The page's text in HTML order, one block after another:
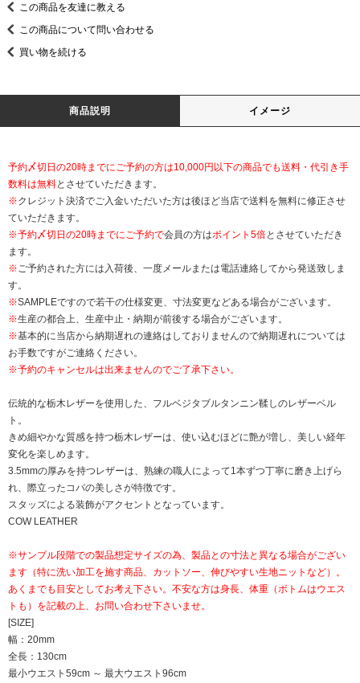
この商品を友達に教える
この商品について問い合わせる
買い物を続ける
商品説明 イメージ
予約〆切日の20時までにご予約の方は10,000円以下の商品でも送料・代引き手
数料は無料とさせていただきます。
※クレジット決済でご入金いただいた方は後ほど当店で送料を無料に修正させ
ていただきます。
※予約〆切日の20時までにご予約で会員の方はポイント5倍とさせていただき
ます。
※ご予約された方には入荷後、一度メールまたは電話連絡してから発送致しま
す。
※SAMPLEですので若干の仕様変更、寸法変更などある場合がございます。
※生産の都合上、生産中止・納期が前後する場合がございます。
※基本的に当店から納期遅れの連絡はしておりませんので納期遅れについては
お手数ですがご連絡ください。
※予約のキャンセルは出来ませんのでご了承下さい。
伝統的な栃木レザーを使用した、フルベジタブルタンニン鞣しのレザーベル
ト。
きめ細やかな質感を持つ栃木レザーは、使い込むほどに艶が増し、美しい経年
変化を楽しめます。
3.5mmの厚みを持つレザーは、熟練の職人によって1本ずつ丁寧に磨き上げら
れ、際立ったコバの美しさが特徴です。
スタッズによる装飾がアクセントとなっています。
COW LEATHER
※サンプル段階での製品想定サイズの為、製品との寸法と異なる場合がござい
ます（特に洗い加工を施す商品、カットソー、伸びやすい生地ニットなど）。
あくまでも目安としてお考え下さい。不安な方は身長、体重（ボトムはウエス
トも）を記載の上、お問い合わせ下さいませ。
[SIZE]
幅：20mm
全長：130cm
最小ウエスト59cm ～ 最大ウエスト96cm